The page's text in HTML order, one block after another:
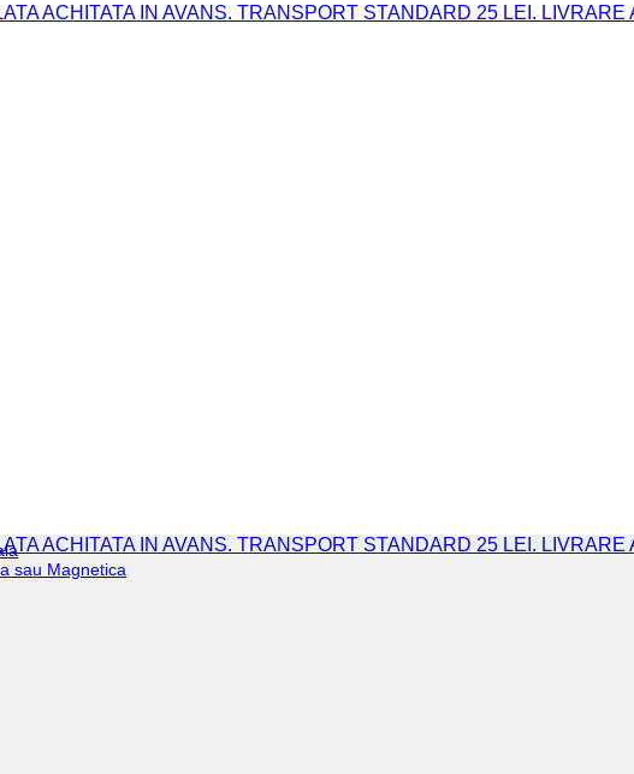
ACHITATA IN AVANS. TRANSPORT STANDARD 25 LEI. LIVRARE
sau Magnetica
ACHITATA IN AVANS. TRANSPORT STANDARD 25 LEI. LIVRARE